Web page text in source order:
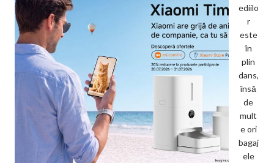
ediilo
r
este
în
plin
dans,
însă
de
mult
e ori
bagaj
ele